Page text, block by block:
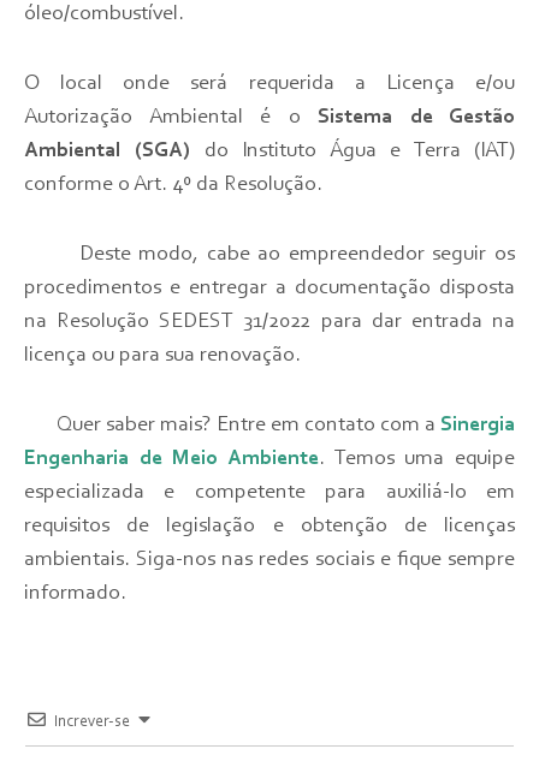
óleo/combustível.
O local onde será requerida a Licença e/ou
Autorização Ambiental é o Sistema de Gestão
Ambiental (SGA)
do Instituto Água e Terra (IAT)
conforme o Art. 4º da Resolução.
Deste modo, cabe ao empreendedor seguir os
procedimentos e entregar a documentação disposta
na Resolução SEDEST 31/2022 para dar entrada na
licença ou para sua renovação.
Quer saber mais? Entre em contato com a Sinergia
Engenharia de Meio Ambiente. Temos uma equipe
especializada e competente para auxiliá-lo em
requisitos de legislação e obtenção de licenças
ambientais. Siga-nos nas redes sociais e fique sempre
informado.
Increver-se